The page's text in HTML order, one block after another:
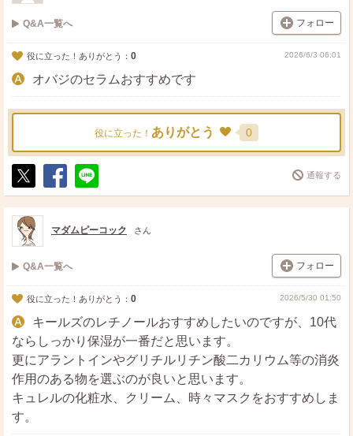
Q&A一覧へ フォロー
役に立った！ありがとう： 0 2026/6/3 06:01
オバジのセラムおすすめです
役に立った！ ありがとう 0
ポ
ス
ト
シ
ェ
送
る
通報する
マダムピーコック さん
Q&A一覧へ フォロー
役に立った！ありがとう： 0 2026/5/30 01:50
キールズのレチノールおすすめしたいのですが、10代
ならしっかり保湿が一番だと思います。
更にアラントインやグリチルリチン酸二カリウム等の消炎
作用のある物を選ぶのが良いと思います。
キュレルの化粧水、クリーム、時々マスクをおすすめしま
す。